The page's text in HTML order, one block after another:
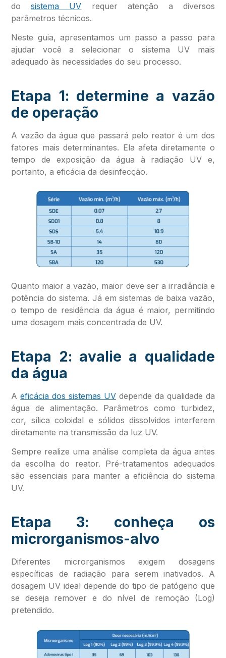
dosistema UV requer atenção a diversos
parâmetros técnicos.
Neste guia, apresentamos um passo a passo para
ajudar você a selecionar o sistema UV mais
adequado às necessidades do seu processo.
Etapa 1: determine a vazão
de operação
A vazão da água que passará pelo reator é um dos
fatores mais determinantes. Ela afeta diretamente o
tempo de exposição da água à radiação UV e,
portanto, a eficácia da desinfecção.
Quanto maior a vazão, maior deve ser a irradiância e
potência do sistema. Já em sistemas de baixa vazão,
o tempo de residência da água é maior, permitindo
uma dosagem mais concentrada de UV.
Etapa 2: avalie a qualidade
da água
Aeficácia dos sistemas UV depende da qualidade da
água de alimentação. Parâmetros como turbidez,
cor, sílica coloidal e sólidos dissolvidos interferem
diretamente na transmissão da luz UV.
Sempre realize uma análise completa da água antes
da escolha do reator. Pré-tratamentos adequados
são essenciais para manter a eficiência do sistema
UV.
Etapa 3: conheça os
microrganismos-alvo
Diferentes microrganismos exigem dosagens
específicas de radiação para serem inativados. A
dosagem UV ideal depende do tipo de patógeno que
se deseja remover e do nível de remoção (Log)
pretendido.